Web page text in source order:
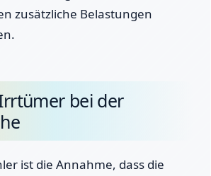
zusätzliche Belastungen
bei der
ist die Annahme, dass die